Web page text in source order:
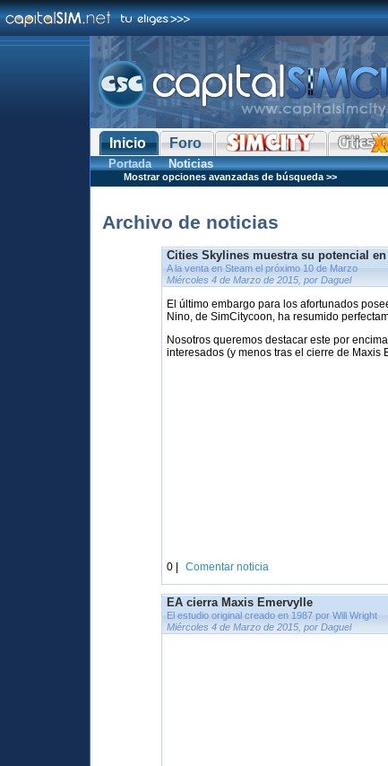
Inicio Foro
Portada Noticias
Mostrar opciones avanzadas de búsqueda >>
Archivo de noticias
Cities Skylines muestra su potencial
A la venta en Steam el próximo 10 de Marzo
Miércoles 4 de Marzo de 2015, por Daguel
El último embargo para los afortunados
Nino, de SimCitycoon, ha resumido
Nosotros queremos destacar este por
interesados (y menos tras el cierre de Maxis
0 | Comentar noticia
EA cierra Maxis Emervylle
El estudio original creado en 1987 por Will Wright
Miércoles 4 de Marzo de 2015, por Daguel